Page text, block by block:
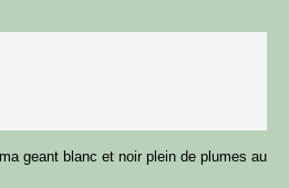
geant blanc et noir plein de plumes au